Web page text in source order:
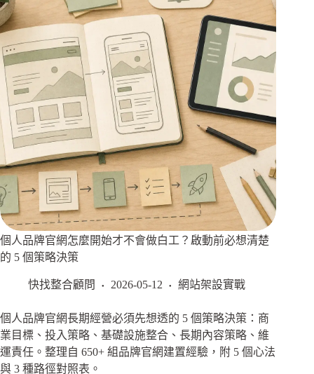
個人品牌官網怎麼開始才不會做白工？啟動前必想清楚
的 5 個策略決策
快找整合顧問 2026-05-12 網站架設實戰
個人品牌官網長期經營必須先想透的 5 個策略決策：商
業目標、投入策略、基礎設施整合、長期內容策略、維
運責任。整理自 650+ 組品牌官網建置經驗，附 5 個心法
與 3 種路徑對照表。